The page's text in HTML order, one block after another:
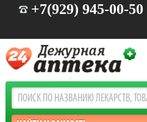
+7(929) 945-00-50